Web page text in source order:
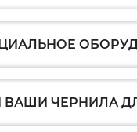
ЧЕРНИЛА